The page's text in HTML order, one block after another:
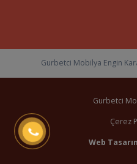
Gurbetci Mobilya Engin
Gurbetci
Çerez
Web